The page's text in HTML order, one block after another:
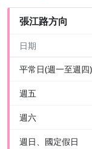
張江路方向
日期
平常日(週一至週四)
週五
週六
週日、國定假日